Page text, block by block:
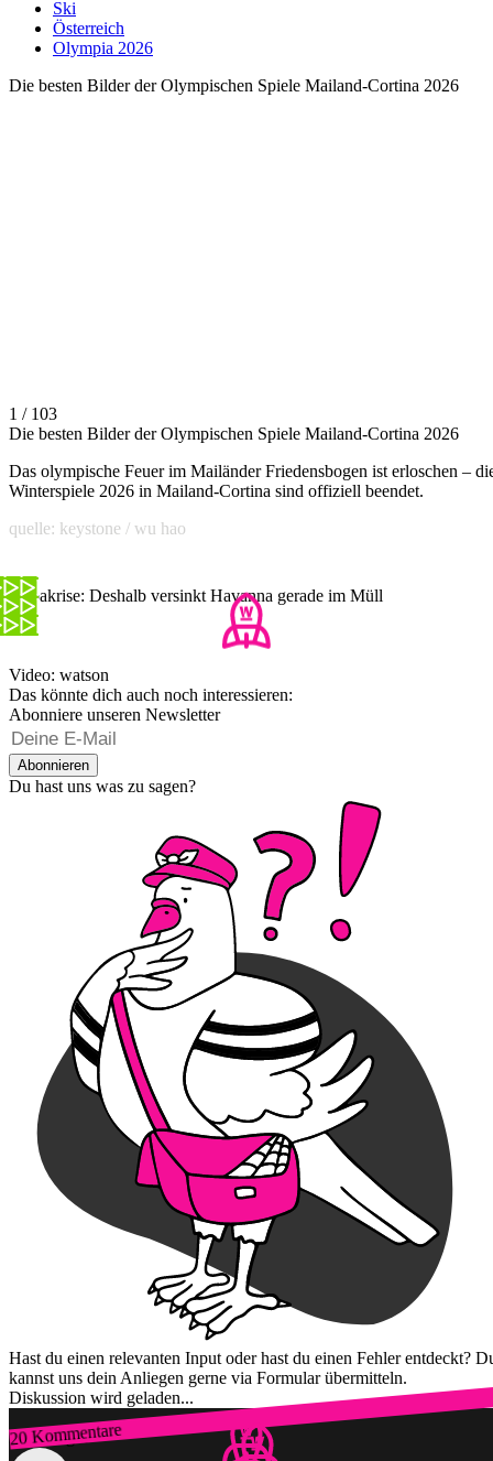
Ski
Österreich
Olympia 2026
Die besten Bilder der Olympischen Spiele Mailand-Cortina 2026
1 / 103
Die besten Bilder der Olympischen Spiele Mailand-Cortina 2026
Das olympische Feuer im Mailänder Friedensbogen ist erloschen –
Winterspiele 2026 in Mailand-Cortina sind offiziell beendet.
quelle: keystone / wu hao
Kubakrise: Deshalb versinkt Havanna gerade im Müll
Video: watson
Das könnte dich auch noch interessieren:
Abonniere unseren Newsletter
Abonnieren
Du hast uns was zu sagen?
Hast du einen relevanten Input oder hast du einen Fehler entdeckt?
kannst uns dein Anliegen gerne via Formular übermitteln.
Diskussion wird geladen...
20 Kommentare
Zum Login